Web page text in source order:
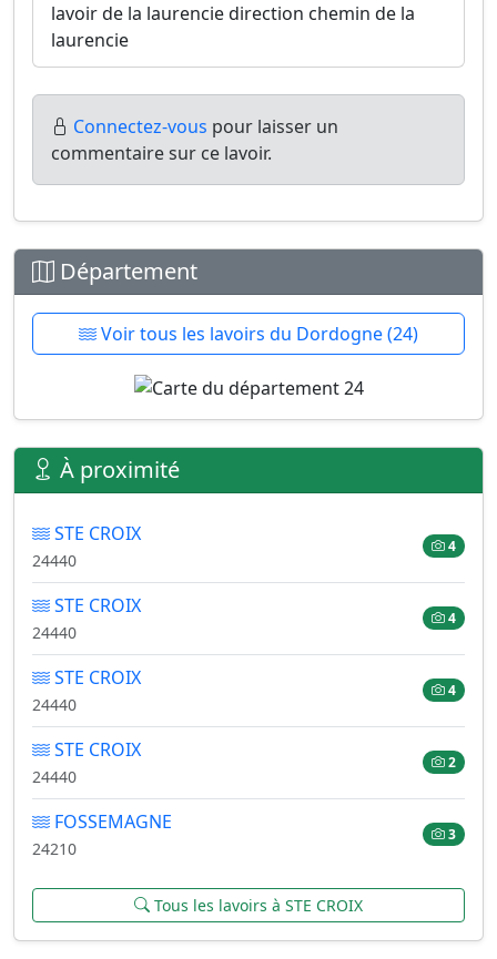
lavoir de la laurencie direction chemin de la
laurencie
Connectez-vous pour laisser un
commentaire sur ce lavoir.
Département
Voir tous les lavoirs du Dordogne (24)
À proximité
STE CROIX
24440
4
STE CROIX
24440
4
STE CROIX
24440
4
STE CROIX
24440
2
FOSSEMAGNE
24210
3
Tous les lavoirs à STE CROIX